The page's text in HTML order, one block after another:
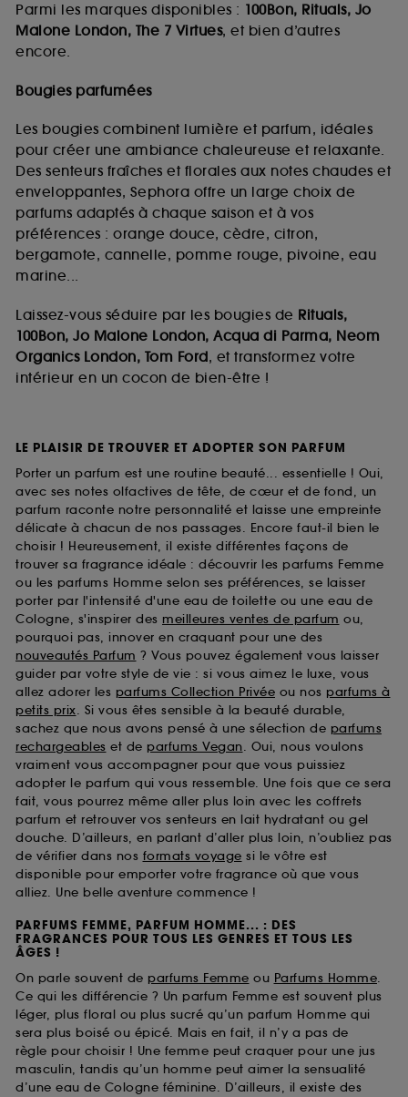
Parmi les marques disponibles : 100Bon, Rituals, Jo
Malone London, The 7 Virtues, et bien d’autres
encore.
Bougies parfumées
Les bougies combinent lumière et parfum, idéales
pour créer une ambiance chaleureuse et relaxante.
Des senteurs fraîches et florales aux notes chaudes et
enveloppantes, Sephora offre un large choix de
parfums adaptés à chaque saison et à vos
préférences : orange douce, cèdre, citron,
bergamote, cannelle, pomme rouge, pivoine, eau
marine...
Laissez-vous séduire par les bougies de Rituals,
100Bon, Jo Malone London, Acqua di Parma, Neom
Organics London, Tom Ford, et transformez votre
intérieur en un cocon de bien-être !
LE PLAISIR DE TROUVER ET ADOPTER SON PARFUM
Porter un parfum est une routine beauté... essentielle ! Oui,
avec ses notes olfactives de tête, de cœur et de fond, un
parfum raconte notre personnalité et laisse une empreinte
délicate à chacun de nos passages. Encore faut-il bien le
choisir ! Heureusement, il existe différentes façons de
trouver sa fragrance idéale : découvrir les parfums Femme
ou les parfums Homme selon ses préférences, se laisser
porter par l'intensité d'une eau de toilette ou une eau de
Cologne, s'inspirer des meilleures ventes de parfum ou,
pourquoi pas, innover en craquant pour une des
nouveautés Parfum ? Vous pouvez également vous laisser
guider par votre style de vie : si vous aimez le luxe, vous
allez adorer les parfums Collection Privée ou nos parfums à
petits prix. Si vous êtes sensible à la beauté durable,
sachez que nous avons pensé à une sélection de parfums
rechargeables et de parfums Vegan. Oui, nous voulons
vraiment vous accompagner pour que vous puissiez
adopter le parfum qui vous ressemble. Une fois que ce sera
fait, vous pourrez même aller plus loin avec les coffrets
parfum et retrouver vos senteurs en lait hydratant ou gel
douche. D’ailleurs, en parlant d’aller plus loin, n’oubliez pas
de vérifier dans nos formats voyage si le vôtre est
disponible pour emporter votre fragrance où que vous
alliez. Une belle aventure commence !
PARFUMS FEMME, PARFUM HOMME... : DES
FRAGRANCES POUR TOUS LES GENRES ET TOUS LES
ÂGES !
On parle souvent de parfums Femme ou Parfums Homme.
Ce qui les différencie ? Un parfum Femme est souvent plus
léger, plus floral ou plus sucré qu’un parfum Homme qui
sera plus boisé ou épicé. Mais en fait, il n’y a pas de
règle pour choisir ! Une femme peut craquer pour une jus
masculin, tandis qu’un homme peut aimer la sensualité
d’une eau de Cologne féminine. D’ailleurs, il existe des